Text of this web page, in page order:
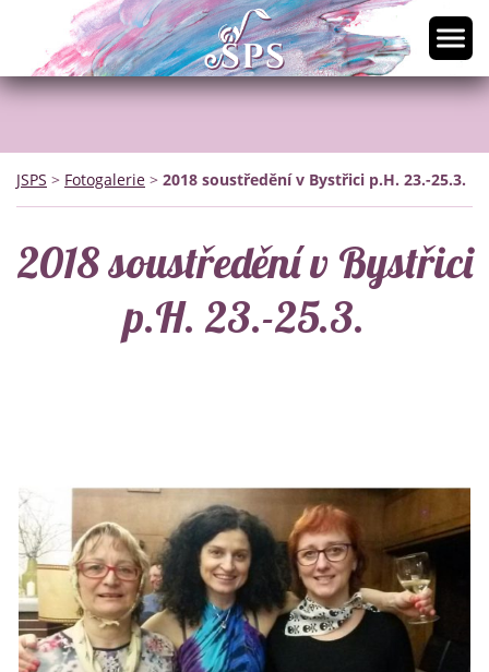
JSPS > Fotogalerie > 2018 soustředění v Bystřici p.H. 23.-25.3.
2018 soustředění v Bystřici
p.H. 23.-25.3.